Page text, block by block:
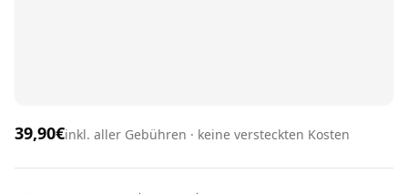
39,90€inkl. aller Gebühren · keine versteckten Kosten